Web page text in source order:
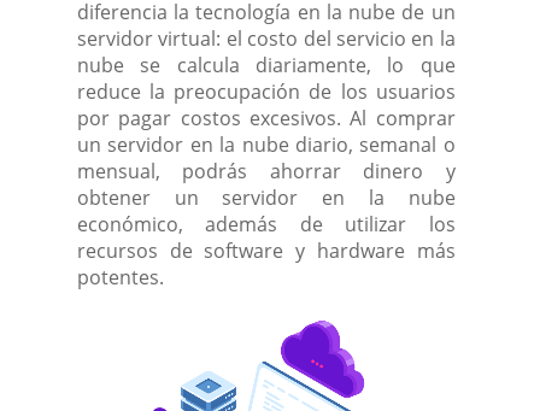
diferencia la tecnología en la nube de un
servidor virtual: el costo del servicio en la
nube se calcula diariamente, lo que
reduce la preocupación de los usuarios
por pagar costos excesivos. Al comprar
un servidor en la nube diario, semanal o
mensual, podrás ahorrar dinero y
obtener un servidor en la nube
económico, además de utilizar los
recursos de software y hardware más
potentes.